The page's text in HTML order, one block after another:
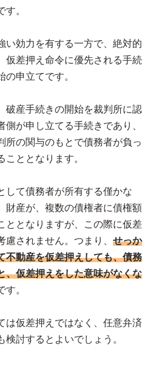
。
い効力を有する一方で、絶対的
仮差押え命令に優先される手続
の申立てです。
破産手続きの開始を裁判所に認
が申し立てる手続きであり、
所の関与のもとで債務者が負っ
こととなります。
して債務者が所有する僅かな
財産が、複数の債権者に債権額
ととなりますが、この際に仮差
されません。つまり、 せっか
不動産を仮差押えしても、債務
、仮差押えをした意味がなくな
す。
は仮差押えではなく、任意弁済
検討するとよいでしょう。